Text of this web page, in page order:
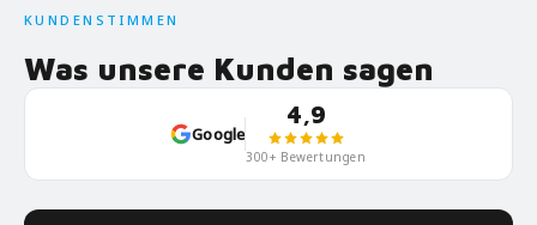
KUNDENSTIMMEN
Was unsere Kunden sagen
Google
4,9
300+ Bewertungen